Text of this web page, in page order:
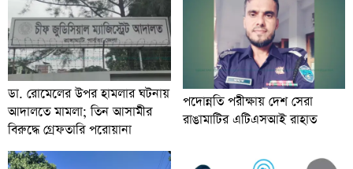
ডা. রোমেলের উপর হামলার ঘটনায়
আদালতে মামলা; তিন আসামীর
বিরুদ্ধে গ্রেফতারি পরোয়ানা
পদোন্নতি পরীক্ষায় দেশ সেরা
রাঙামাটির এটিএসআই রাহাত